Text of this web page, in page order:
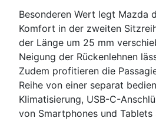
Besonderen Wert legt Mazda
Komfort in der zweiten
der Länge um 25 mm
Neigung der Rückenlehnen
Zudem profitieren die
Reihe von einer separat
Klimatisierung, USB-C-
von Smartphones und Tablets